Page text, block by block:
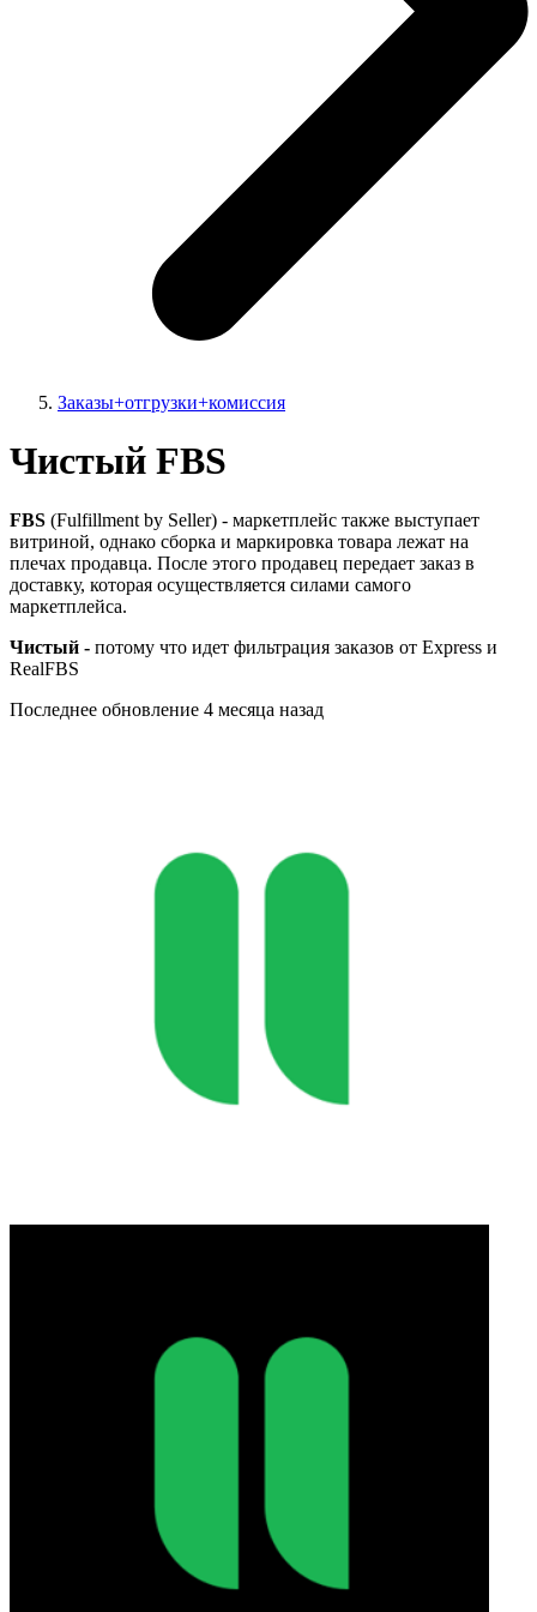
Заказы+отгрузки+комиссия
Чистый FBS
FBS (Fulfillment by Seller) - маркетплейс также выступает
витриной, однако сборка и маркировка товара лежат на
плечах продавца. После этого продавец передает заказ в
доставку, которая осуществляется силами самого
маркетплейса.
Чистый - потому что идет фильтрация заказов от Express и
RealFBS
Последнее обновление 4 месяца назад